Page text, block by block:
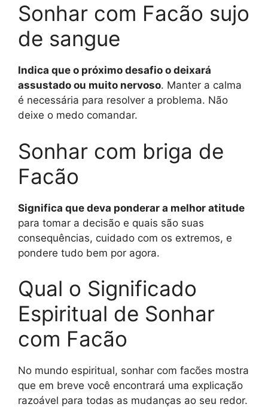
Sonhar com Facão sujo
de sangue
Indica que o próximo desafio o deixará
assustado ou muito nervoso. Manter a calma
é necessária para resolver a problema. Não
deixe o medo comandar.
Sonhar com briga de
Facão
Significa que deva ponderar a melhor atitude
para tomar a decisão e quais são suas
consequências, cuidado com os extremos, e
pondere tudo bem por agora.
Qual o Significado
Espiritual de Sonhar
com Facão
No mundo espiritual, sonhar com facões mostra
que em breve você encontrará uma explicação
razoável para todas as mudanças ao seu redor.